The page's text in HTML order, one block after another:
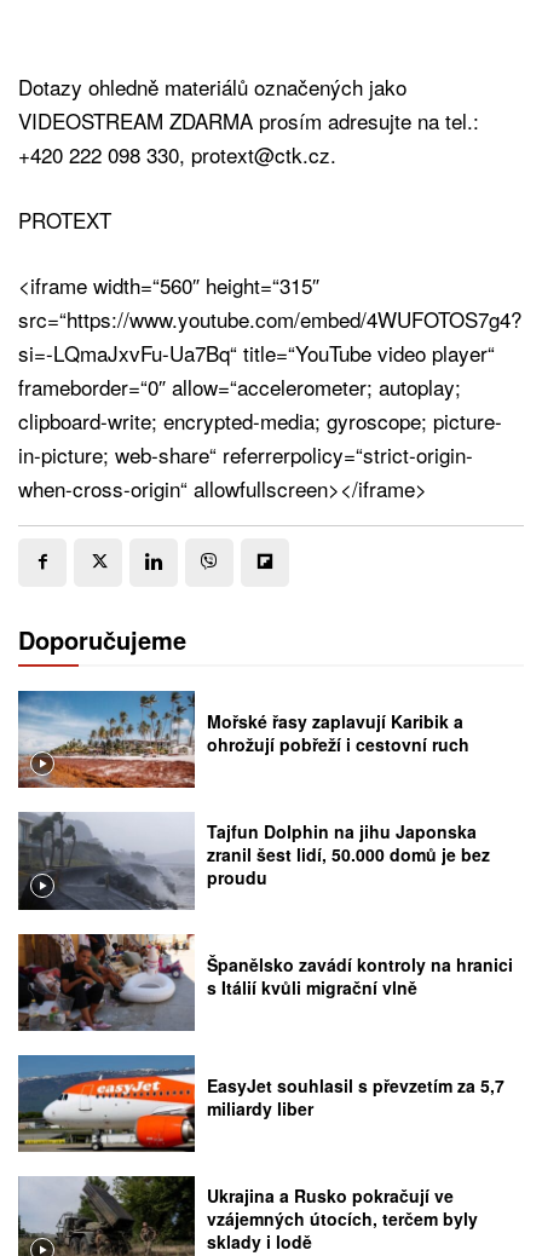
Dotazy ohledně materiálů označených jako
VIDEOSTREAM ZDARMA prosím adresujte na tel.:
+420 222 098 330, protext@ctk.cz.
PROTEXT
<iframe width=“560″ height=“315″
src=“https://www.youtube.com/embed/4WUFOTOS7g4?
si=-LQmaJxvFu-Ua7Bq“ title=“YouTube video player“
frameborder=“0″ allow=“accelerometer; autoplay;
clipboard-write; encrypted-media; gyroscope; picture-
in-picture; web-share“ referrerpolicy=“strict-origin-
when-cross-origin“ allowfullscreen></iframe>
Doporučujeme
Mořské řasy zaplavují Karibik a
ohrožují pobřeží i cestovní ruch
Tajfun Dolphin na jihu Japonska
zranil šest lidí, 50.000 domů je bez
proudu
Španělsko zavádí kontroly na hranici
s Itálií kvůli migrační vlně
EasyJet souhlasil s převzetím za 5,7
miliardy liber
Ukrajina a Rusko pokračují ve
vzájemných útocích, terčem byly
sklady i lodě